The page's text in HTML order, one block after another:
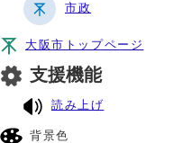
市政
大阪市トップページ
支援機能
読み上げ
背景色